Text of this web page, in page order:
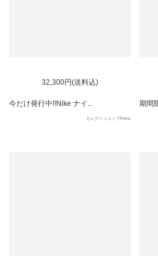
32,300円(送料込)
今だけ発行中!!Nike ナイ...
セレクトショップFrenz
期間